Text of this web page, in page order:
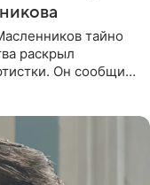
тайно
раскрыл
Он сообщил,